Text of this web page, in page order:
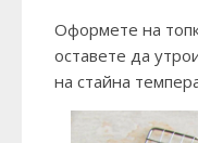
Оформете на
оставете да
на стайна